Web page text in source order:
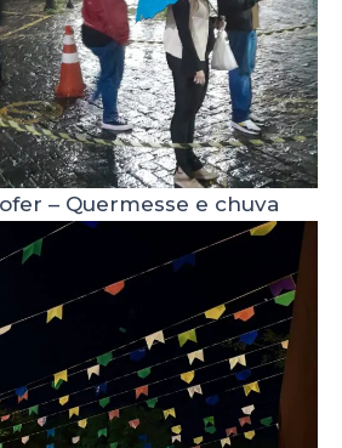
– Quermesse e chuva